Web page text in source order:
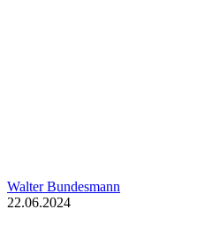
Walter Bundesmann
22.06.2024